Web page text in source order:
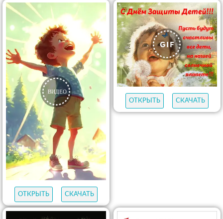
ОТКРЫТЬ СКАЧАТЬ
ОТКРЫТЬ СКАЧАТЬ